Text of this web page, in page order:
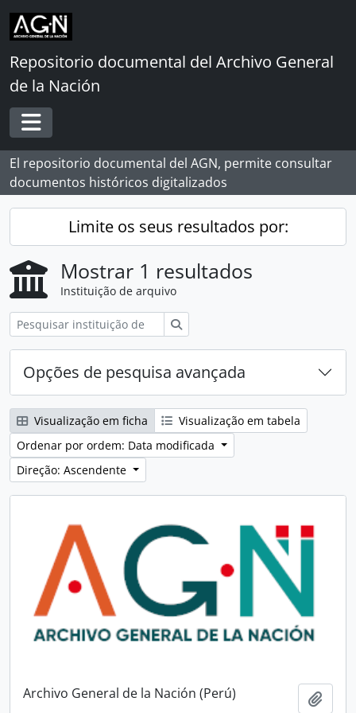
Skip to main content
Repositorio documental del Archivo General
de la Nación
Toggle navigation
El repositorio documental del AGN, permite consultar
documentos históricos digitalizados
Limite os seus resultados por:
Mostrar 1 resultados
Instituição de arquivo
Opções de pesquisa avançada
Visualização em ficha
Visualização em tabela
Ordenar por ordem: Data modificada
Direção: Ascendente
Archivo General de la Nación (Perú)